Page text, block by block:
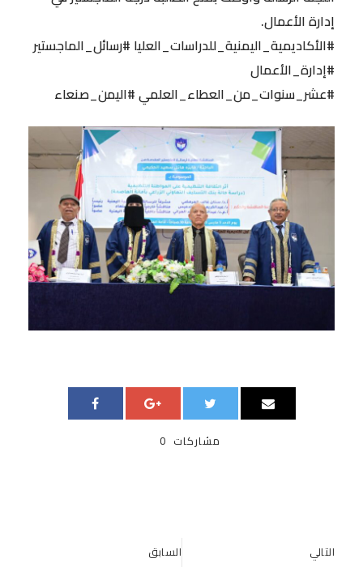
إدارة الأعمال.
#الأكاديمية_اليمنية_للدراسات_العليا #رسائل_الماجستير
#إدارة_الأعمال
#عشر_سنوات_من_العطاء_العلمي #اليمن_صنعاء
0 مشاركات
السابق التالي